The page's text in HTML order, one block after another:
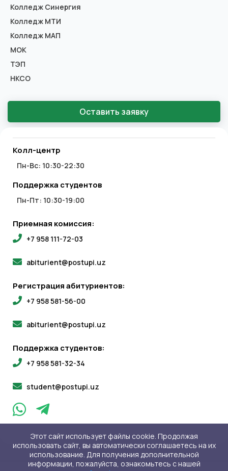
Колледж Синергия
Колледж МТИ
Колледж МАП
МОК
ТЭП
НКСО
Оставить заявку
Колл-центр
Пн-Вс: 10:30-22:30
Поддержка студентов
Пн-Пт: 10:30-19:00
Приемная комиссия:
+7 958 111-72-03
abiturient@postupi.uz
Регистрация абитуриентов:
+7 958 581-56-00
abiturient@postupi.uz
Поддержка студентов:
+7 958 581-32-34
student@postupi.uz
Этот сайт использует файлы cookie. Продолжая
использовать сайт, вы автоматически соглашаетесь на их
использование. Для получения дополнительной
информации, пожалуйста, ознакомьтесь с нашей